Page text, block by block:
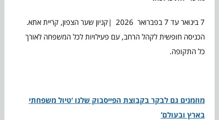
7 בינואר עד 7 בפברואר 2026 |קניון שער הצפון, קריית אתא.
הכניסה חופשית לקהל הרחב, עם פעילויות לכל המשפחה לאורך
כל התקופה.
מוזמנים גם לבקר בקבוצת הפייסבוק שלנו ‘טיול משפחתי
בארץ ובעולם’